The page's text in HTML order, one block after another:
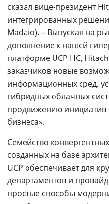
сказал вице-президент
интегрированных
Madaio). – Выпуская на
дополнение к нашей
платформе UCP HC,
заказчиков новые
информационных сред,
гибридных облачных
продвижению инициатив
бизнеса».
Семейство
созданных на базе
UCP обеспечивает для
департаментов и
простые способы